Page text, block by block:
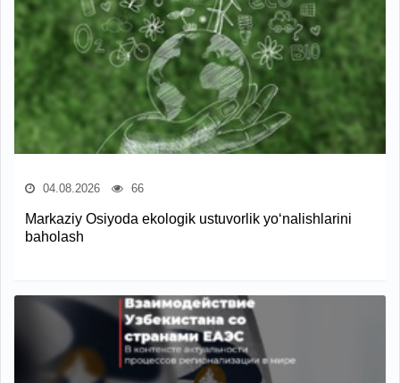
04.08.2026 66
Markaziy Osiyoda ekologik ustuvorlik yo‘nalishlarini
baholash